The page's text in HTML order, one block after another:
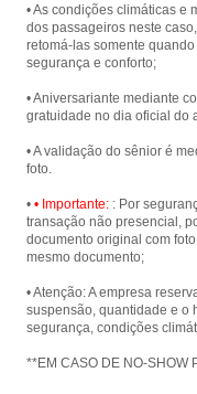
• As condições climáticas e
dos passageiros neste
retomá-las somente
segurança e conforto;
• Aniversariante mediante
gratuidade no dia oficial do
• A validação do sênior é
foto.
• • Importante: : Por
transação não presencial,
documento original com
mesmo documento;
• Atenção: A empresa
suspensão, quantidade e o
segurança, condições
**EM CASO DE NO-SHOW